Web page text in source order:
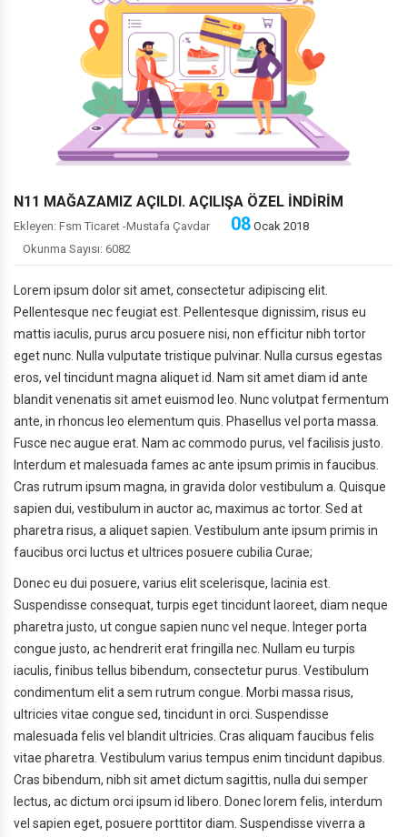
PHİLİPS'DEN 200 TL HEDİYE ÇEKİ
BİSLİKLET'TE SEZON SONU
N11 MAĞAZAMIZ AÇILDI. AÇILIŞA ÖZEL İNDİRİM
Ekleyen: Fsm Ticaret -Mustafa Çavdar 08 Ocak 2018
Okunma Sayısı: 6082
Lorem ipsum dolor sit amet, consectetur adipiscing elit.
Pellentesque nec feugiat est. Pellentesque dignissim, risus eu
mattis iaculis, purus arcu posuere nisi, non efficitur nibh tortor
eget nunc. Nulla vulputate tristique pulvinar. Nulla cursus egestas
eros, vel tincidunt magna aliquet id. Nam sit amet diam id ante
blandit venenatis sit amet euismod leo. Nunc volutpat fermentum
ante, in rhoncus leo elementum quis. Phasellus vel porta massa.
Fusce nec augue erat. Nam ac commodo purus, vel facilisis justo.
Interdum et malesuada fames ac ante ipsum primis in faucibus.
Cras rutrum ipsum magna, in gravida dolor vestibulum a. Quisque
sapien dui, vestibulum in auctor ac, maximus ac tortor. Sed at
pharetra risus, a aliquet sapien. Vestibulum ante ipsum primis in
faucibus orci luctus et ultrices posuere cubilia Curae;
Donec eu dui posuere, varius elit scelerisque, lacinia est.
Suspendisse consequat, turpis eget tincidunt laoreet, diam neque
pharetra justo, ut congue sapien nunc vel neque. Integer porta
congue justo, ac hendrerit erat fringilla nec. Nullam eu turpis
iaculis, finibus tellus bibendum, consectetur purus. Vestibulum
condimentum elit a sem rutrum congue. Morbi massa risus,
ultricies vitae congue sed, tincidunt in orci. Suspendisse
malesuada felis vel blandit ultricies. Cras aliquam faucibus felis
vitae pharetra. Vestibulum varius tempus enim tincidunt dapibus.
Cras bibendum, nibh sit amet dictum sagittis, nulla dui semper
lectus, ac dictum orci ipsum id libero. Donec lorem felis, interdum
vel sapien eget, posuere porttitor diam. Suspendisse viverra a